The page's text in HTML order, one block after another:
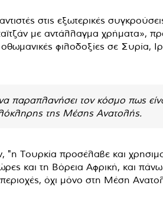
στις εξωτερικές
με αντάλλαγμα χρήματα»,
φιλοδοξίες σε Συρία,
τον κόσμο πως
της Μέσης Ανατολής.
Τουρκία προσέλαβε και
και τη Βόρεια Αφρική, και
περιοχές, όχι μόνο στη Μέση